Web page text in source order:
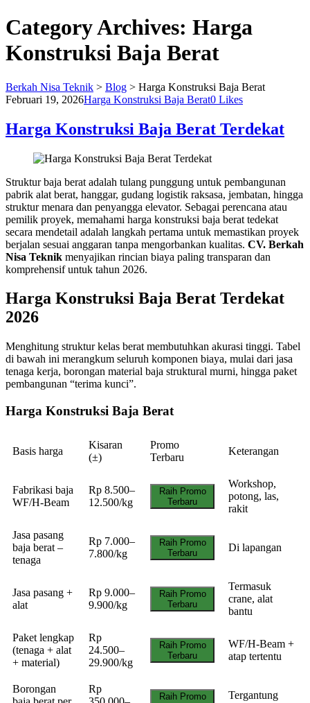
Category Archives: Harga
Konstruksi Baja Berat
Berkah Nisa Teknik > Blog > Harga Konstruksi Baja Berat
Februari 19, 2026Harga Konstruksi Baja Berat0 Likes
Harga Konstruksi Baja Berat Terdekat
Struktur baja berat adalah tulang punggung untuk pembangunan
pabrik alat berat, hanggar, gudang logistik raksasa, jembatan, hingga
struktur menara dan penyangga elevator. Sebagai perencana atau
pemilik proyek, memahami harga konstruksi baja berat tedekat
secara mendetail adalah langkah pertama untuk memastikan proyek
berjalan sesuai anggaran tanpa mengorbankan kualitas. CV. Berkah
Nisa Teknik menyajikan rincian biaya paling transparan dan
komprehensif untuk tahun 2026.
Harga Konstruksi Baja Berat Terdekat
2026
Menghitung struktur kelas berat membutuhkan akurasi tinggi. Tabel
di bawah ini merangkum seluruh komponen biaya, mulai dari jasa
tenaga kerja, borongan material baja struktural murni, hingga paket
pembangunan “terima kunci”.
Harga Konstruksi Baja Berat
Basis harga
Kisaran
(±)
Promo
Terbaru
Keterangan
Fabrikasi baja
WF/H-Beam
Rp 8.500–
12.500/kg
Raih Promo
Terbaru
Workshop,
potong, las,
rakit
Jasa pasang
baja berat –
tenaga
Rp 7.000–
7.800/kg
Raih Promo
Terbaru
Di lapangan
Jasa pasang +
alat
Rp 9.000–
9.900/kg
Raih Promo
Terbaru
Termasuk
crane, alat
bantu
Paket lengkap
(tenaga + alat
+ material)
Rp
24.500–
29.900/kg
Raih Promo
Terbaru
WF/H-Beam +
atap tertentu
Borongan
Rp
Raih Promo
Tergantung